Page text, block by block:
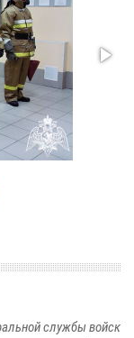
службы войск